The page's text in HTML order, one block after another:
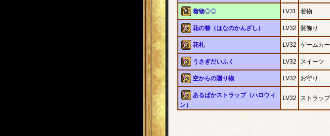
種別
武器
形状
ブラックスライム
設定
身体に装備する、デウスエ
クスの残滓を武装化した
「黒い液体」で、様々に変
専用
部位
胴
ＬＶ
32
性能
破壊力86
斬撃力94
魔法力94
ヒール力90
属性
粘着（魔法力＋8）
華麗（斬撃力＋8、ヒール力
＋4）
グラ
ケイオスランサー
ブラックインヴェイジョン
着物◎◎
種別
防具
形状
着物
設定
素敵なデザインの着物で
す。
専用
－
部位
ＬＶ
性能
HP1665
敏破耐性
属性
上質（HP＋80）
硬質（HP＋194）
特徴
凛とした風
入手
ダンジョン「 火竜焔神洞」
LV31 着物
花の簪（はなのかんざし）
種別
装飾
形状
設定
花を模した簪。髪を綺麗に
着飾りたい貴方に。様々な
花の種類と色がある。
専用
部位
ＬＶ
32
性能
頑健8
敏捷8
理力8
入手
LV32 髪飾り
花札
種別
装飾
形状
ゲームカード
設定
４８枚１組の様々な花が描
かれたカード。こいこいや
花合わせ等の様々な遊び方
専用
部位
装飾
ＬＶ
性能
LV32 ゲームカ
うさぎだいふく
種別
装飾
形状
スイーツ
設定
うさぎの顔に似せて作られ
た、甘さ控えめの大福の詰
め合わせ。１個だけイチゴ
専用
部位
装飾
LV32 スイーツ
空からの贈り物
種別
装飾
形状
お守り
設定
水色の空から舞い落ちてき
つ色は何色――？
LV32 お守り
あるぱかストラップ（ハロウィ
ン）
種別
装飾
LV32 ストラップ